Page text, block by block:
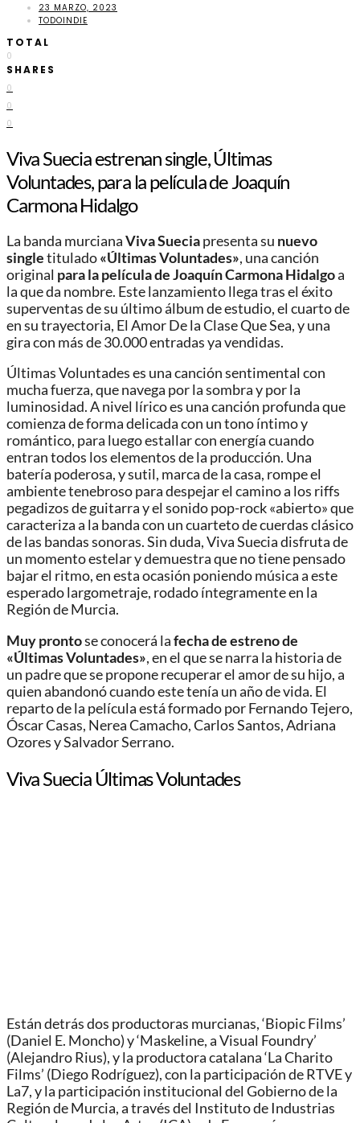
23 MARZO, 2023
TODOINDIE
TOTAL
0
SHARES
0
0
0
Viva Suecia estrenan single, Últimas
Voluntades, para la película de Joaquín
Carmona Hidalgo
La banda murcianaViva Sueciapresenta su nuevo
singletitulado«Últimas Voluntades», una canción
original para la película de Joaquín Carmona Hidalgoa
la que da nombre. Este lanzamiento llega tras el éxito
superventas de su último álbum de estudio, el cuarto de
en su trayectoria, El Amor De la Clase Que Sea, y una
gira con más de 30.000 entradas ya vendidas.
Últimas Voluntades es una canción sentimental con
mucha fuerza, que navega por la sombra y por la
luminosidad. A nivel lírico es una canción profunda que
comienza de forma delicada con un tono íntimo y
romántico, para luego estallar con energía cuando
entran todos los elementos de la producción. Una
batería poderosa, y sutil, marca de la casa, rompe el
ambiente tenebroso para despejar el camino a los riffs
pegadizos de guitarra y el sonido pop-rock «abierto» que
caracteriza a la banda con un cuarteto de cuerdas clásico
de las bandas sonoras. Sin duda, Viva Suecia disfruta de
un momento estelar y demuestra que no tiene pensado
bajar el ritmo, en esta ocasión poniendo música a este
esperado largometraje, rodado íntegramente en la
Región de Murcia.
Muy prontose conocerá lafecha de estreno de
«Últimas Voluntades», en el que se narra la historia de
un padre que se propone recuperar el amor de su hijo, a
quien abandonó cuando este tenía un año de vida. El
reparto de la película está formado por Fernando Tejero,
Óscar Casas, Nerea Camacho, Carlos Santos, Adriana
Ozores y Salvador Serrano.
Viva Suecia Últimas Voluntades
Están detrás dos productoras murcianas, ‘Biopic Films’
(Daniel E. Moncho) y ‘Maskeline, a Visual Foundry’
(Alejandro Rius), y la productora catalana ‘La Charito
Films’ (Diego Rodríguez), con la participación de RTVE y
La7, y la participación institucional del Gobierno de la
Región de Murcia, a través del Instituto de Industrias